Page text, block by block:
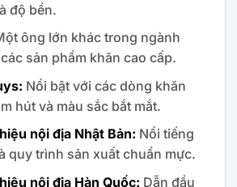
độ bền.
ông lớn khác trong ngành
sản phẩm khăn cao cấp.
Nổi bật với các dòng khăn
hút và màu sắc bắt mắt.
nội địa Nhật Bản: Nổi tiếng
quy trình sản xuất chuẩn mực.
nội địa Hàn Quốc: Dẫn đầu